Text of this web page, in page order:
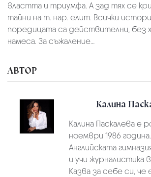
властта и триумфа. А зад тях се
тайни на т. нар. елит. Всички
поредицата са действителни, без
намеса. За съжаление…
АВТОР
Калина
Калина Паскалева е
ноември 1986
Английската
и учи журналистика
Казва за себе си, че